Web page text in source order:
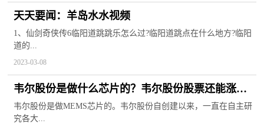
天天要闻：羊岛水水视频
1、仙剑奇侠传6临阳道跳跳乐怎么过?临阳道跳点在什么地方?临阳
道的...
2023-03-08
韦尔股份是做什么芯片的？韦尔股份股票还能涨起
来吗？
韦尔股份是做MEMS芯片的。韦尔股份自创建以来，一直在自主研
究各大...